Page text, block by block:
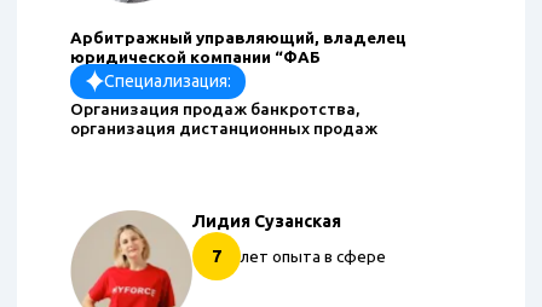
Арбитражный управляющий, владелец
юридической компании “ФАБ
Специализация:
Организация продаж банкротства,
организация дистанционных продаж
Лидия Сузанская
7
лет опыта в сфере